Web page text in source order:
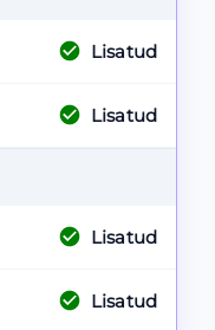
Lisatud
Lisatud
Lisatud
Lisatud